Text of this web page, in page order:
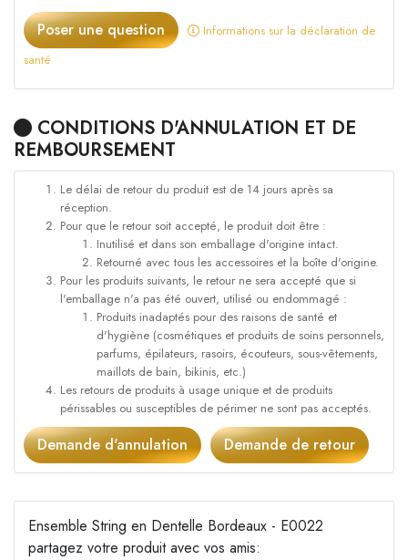
Poser une question
Informations sur la déclaration de
santé
CONDITIONS D'ANNULATION ET DE
REMBOURSEMENT
Le délai de retour du produit est de 14 jours après sa
réception.
Pour que le retour soit accepté, le produit doit être :
Inutilisé et dans son emballage d'origine intact.
Retourné avec tous les accessoires et la boîte d'origine.
Pour les produits suivants, le retour ne sera accepté que si
l'emballage n'a pas été ouvert, utilisé ou endommagé :
Produits inadaptés pour des raisons de santé et
d'hygiène (cosmétiques et produits de soins personnels,
parfums, épilateurs, rasoirs, écouteurs, sous-vêtements,
maillots de bain, bikinis, etc.)
Les retours de produits à usage unique et de produits
périssables ou susceptibles de périmer ne sont pas acceptés.
Demande d'annulation Demande de retour
Ensemble String en Dentelle Bordeaux - E0022
partagez votre produit avec vos amis: